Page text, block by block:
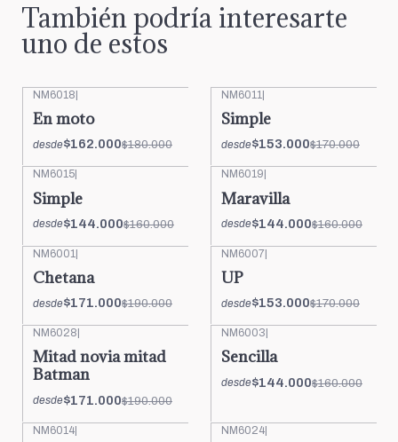
También podría interesarte
uno de estos
NM6018
En moto
desde$162.000$180.000
NM6011
Simple
desde$153.000$170.000
NM6015
Simple
desde$144.000$160.000
NM6019
Maravilla
desde$144.000$160.000
NM6001 |
Chetana
desde$171.000$190.000
NM6007|
UP
desde$153.000$170.000
NM6028
Mitad novia mitad
Batman
desde$171.000$190.000
NM6003
Sencilla
desde$144.000$160.000
NM6014| NM6024|